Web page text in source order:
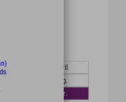
April
Aug.
Dez.